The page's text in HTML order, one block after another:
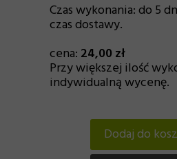
Dodaj do
Czas wykonania: do 5
czas dostawy.
cena: 24,00 zł
Przy większej ilość
indywidualną wycenę.